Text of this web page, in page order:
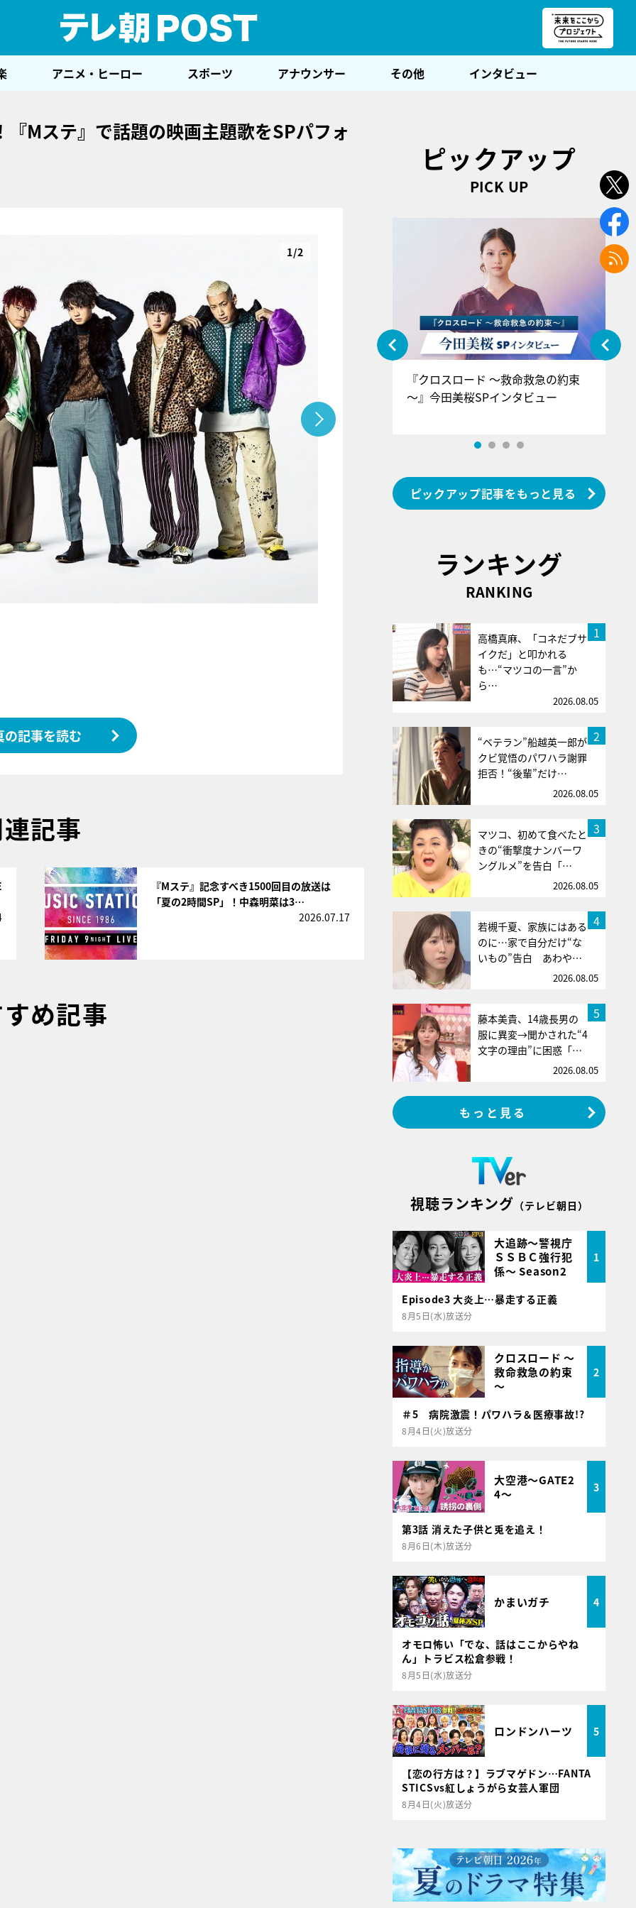
アニメ・ヒーロー スポーツ アナウンサー その他 インタビュー
Mステ』で話題の映画主題歌をSPパフォ
1/2
の記事を読む
記事
『Mステ』記念すべき1500回目の放送は
「夏の2時間SP」！中森明菜は3…
2026.07.17
め記事
ピックアップ
PICK UP
『アイ＝ラブ！げーみんぐ』＝LOV
E齋藤樹愛羅＆佐々木舞香SPインタ
ビュー
『クロスロード ～救命救急の約束
～』今田美桜SPインタビュー
ピックアップ記事をもっと見る
ランキング
RANKING
1
高橋真麻、「コネだブサ
イクだ」と叩かれる
も…“マツコの一言”か
ら…
2026.08.05
2
“ベテラン”船越英一郎が
クビ覚悟のパワハラ謝罪
拒否！“後輩”だけ…
2026.08.05
3
マツコ、初めて食べたと
きの“衝撃度ナンバーワ
ングルメ”を告白「…
2026.08.05
4
若槻千夏、家族にはある
のに…家で自分だけ“な
いもの”告白 あわや…
2026.08.05
5
藤本美貴、14歳長男の
服に異変→聞かされた“4
文字の理由”に困惑「…
2026.08.05
もっと見る
視聴ランキング （テレビ朝日）
大追跡～警視庁
ＳＳＢＣ強行犯
係～ Season2
1
Episode3 大炎上…暴走する正義
8月5日(水)放送分
クロスロード ～
救命救急の約束
～
2
＃5 病院激震！パワハラ＆医療事故!?
8月4日(火)放送分
大空港～GATE2
4～
3
第3話 消えた子供と兎を追え！
8月6日(木)放送分
かまいガチ 4
オモロ怖い「でな、話はここからやね
ん」トラビス松倉参戦！
8月5日(水)放送分
ロンドンハーツ 5
【恋の行方は？】ラブマゲドン…FANTA
STICSvs紅しょうがら女芸人軍団
8月4日(火)放送分